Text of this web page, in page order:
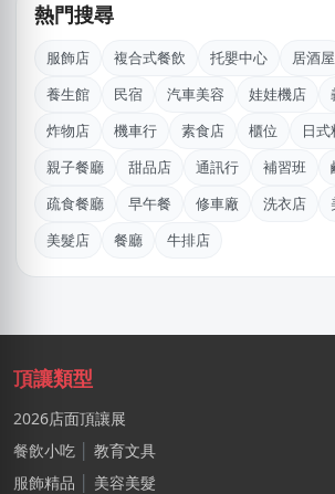
高雄市｜預算 30萬~50萬元
徐X軒
台中市｜預算 50萬~100萬元
台中市｜預算 10萬~30萬元
新北市｜預算 10萬~30萬元
趙X男
新竹市｜預算 30萬~50萬元
韓X勳
新北市｜預算 10萬~30萬元
熱門搜尋
服飾店 複合式餐飲 托嬰中心 居酒屋
養生館
民宿 汽車美容 娃娃機店
炸物店
機車行 素食店 櫃位 日
親子餐廳
甜品店 通訊行 補習班
疏食餐廳
早午餐 修車廠 洗衣店
美髮店
餐廳 牛排店
頂讓類型
2026店面頂讓展
餐飲小吃
教育文具
服飾精品
美容美髮